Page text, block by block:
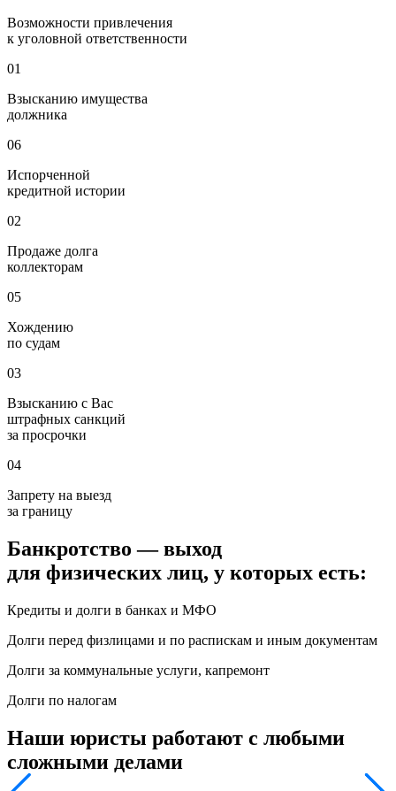
Возможности привлечения
к уголовной ответственности
01
Взысканию имущества
должника
06
Испорченной
кредитной истории
02
Продаже долга
коллекторам
05
Хождению
по судам
03
Взысканию с Вас
штрафных санкций
за просрочки
04
Запрету на выезд
за границу
Банкротство — выход
для физических лиц, у которых есть:
Кредиты и долги в банках и МФО
Долги перед физлицами и по распискам и иным документам
Долги за коммунальные услуги, капремонт
Долги по налогам
Наши юристы работают с любыми
сложными делами